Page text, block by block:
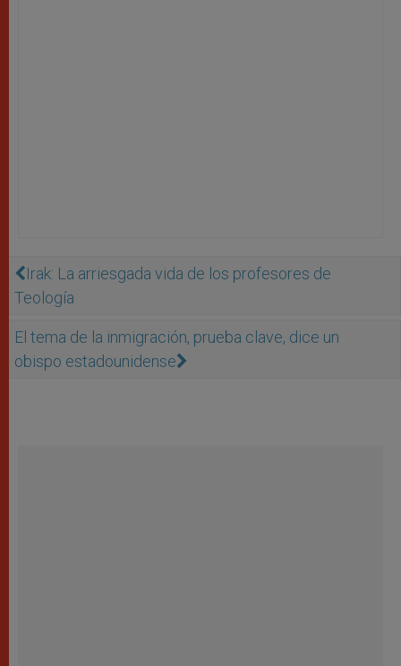
Irak: La arriesgada vida de los profesores de
Teología
El tema de la inmigración, prueba clave, dice un
obispo estadounidense